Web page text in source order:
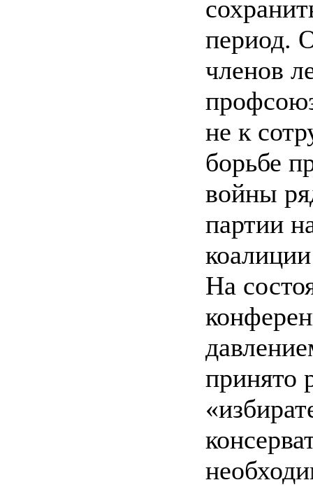
период.
членов
не к
борьбе
войны
партии
На
принято